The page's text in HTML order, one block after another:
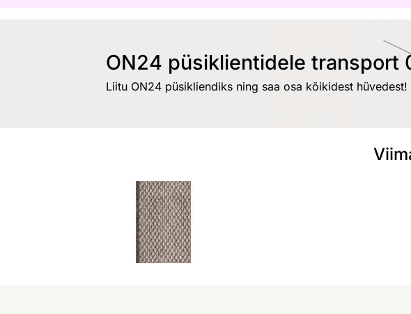
ON24 püsiklientidele transport
Liitu ON24 püsikliendiks ning saa osa kõikidest hüvedest!